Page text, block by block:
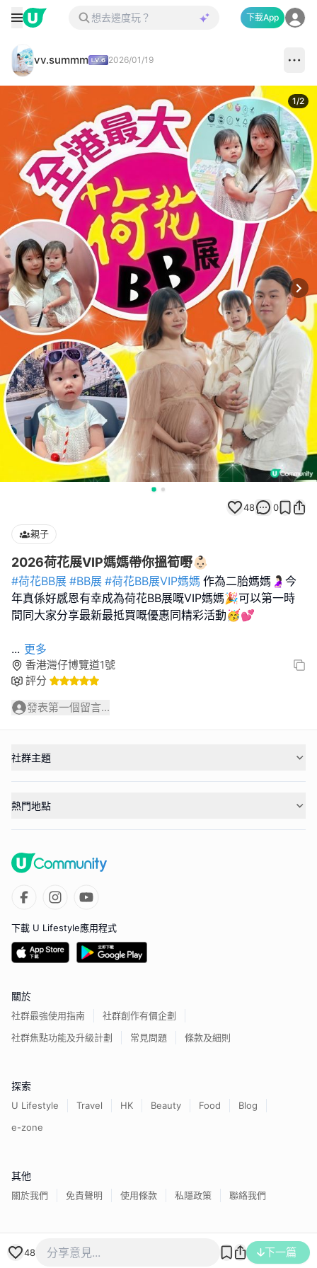
下載App
vv.summm 2026/01/19
1/2
48 0
親子
2026荷花展VIP媽媽帶你搵筍嘢👶🏻
#荷花BB展 #BB展 #荷花BB展VIP媽媽 作為二胎媽媽🤰🏻今
年真係好感恩有幸成為荷花BB展嘅VIP媽媽🎉可以第一時
間同大家分享最新最抵買嘅優惠同精彩活動🥳💕
... 更多
香港灣仔博覽道1號
評分
發表第一個留言...
48 下一篇
社群主題
熱門地點
下載 U Lifestyle應用程式
關於
社群最強使用指南
社群創作有價企劃
社群焦點功能及升級計劃
常見問題 條款及細則
探索
U Lifestyle Travel HK Beauty Food
Blog
e-zone
其他
關於我們 免責聲明 使用條款 私隱政策 聯絡我們
香港經濟日報版權所有©